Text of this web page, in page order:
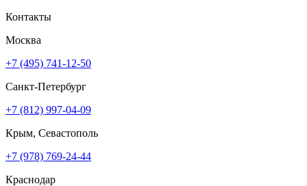
Контакты
Москва
+7 (495) 741-12-50
Санкт-Петербург
+7 (812) 997-04-09
Крым, Севастополь
+7 (978) 769-24-44
Краснодар